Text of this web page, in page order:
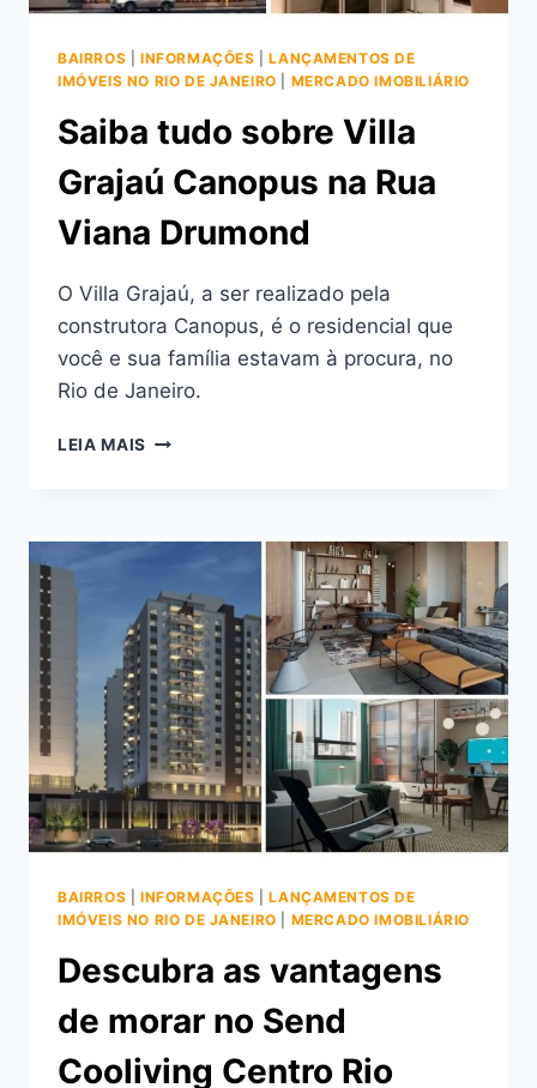
BAIRROS INFORMAÇÕES |LANÇAMENTOS DE
IMÓVEIS NO RIO DE JANEIRO
MERCADO IMOBILIÁRIO
Saiba tudo sobre Villa
Grajaú Canopus na Rua
Viana Drumond
O Villa Grajaú, a ser realizado pela
construtora Canopus, é o residencial que
você e sua família estavam à procura, no
Rio de Janeiro.
LEIA MAIS SAIBA
GRAJAÚ
NA
RUA
VIANA
DRUMOND
BAIRROS INFORMAÇÕES |LANÇAMENTOS DE
IMÓVEIS NO RIO DE JANEIRO
MERCADO IMOBILIÁRIO
Descubra as vantagens
de morar no Send
Cooliving Centro Rio